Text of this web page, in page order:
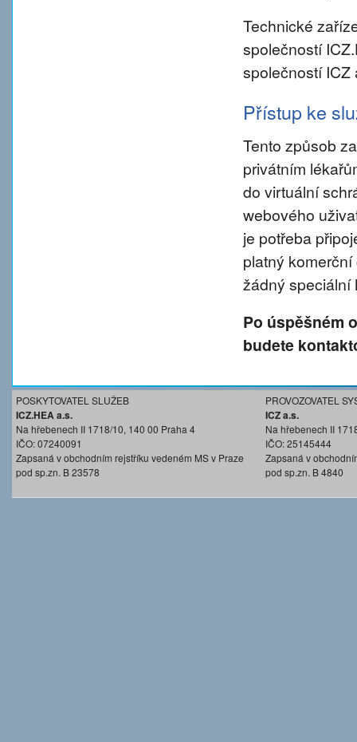
Technické
společností
společností ICZ
Přístup ke
Tento způsob
privátním
do virtuální
webového
je potřeba
platný
žádný speciální
Po úspěšném
budete
POSKYTOVATEL SLUŽEB
ICZ.HEA a.s.
Na hřebenech II 1718/10, 140 00 Praha 4
IČO: 07240091
Zapsaná v obchodním rejstříku vedeném MS v Praze
pod sp.zn. B 23578
PROVOZOVATEL
ICZ a.s.
Na hřebenech II
IČO: 25145444
Zapsaná v
pod sp.zn. B 4840